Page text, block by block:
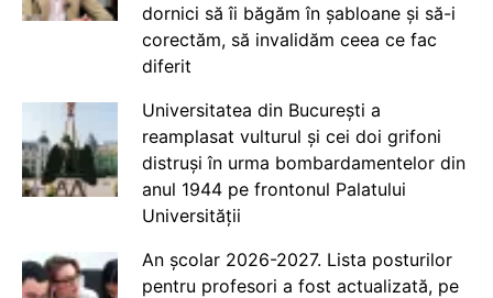
dornici să îi băgăm în șabloane și să-i
corectăm, să invalidăm ceea ce fac
diferit
Universitatea din București a
reamplasat vulturul și cei doi grifoni
distruși în urma bombardamentelor din
anul 1944 pe frontonul Palatului
Universității
An școlar 2026-2027. Lista posturilor
pentru profesori a fost actualizată, pe